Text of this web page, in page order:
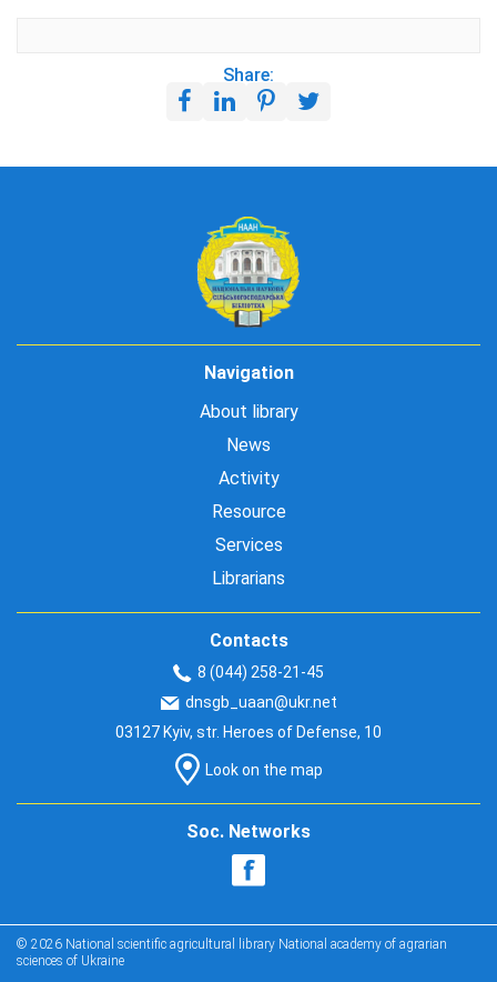
Share:
Navigation
About library
News
Activity
Resource
Services
Librarians
Contacts
8 (044) 258-21-45
dnsgb_uaan@ukr.net
03127 Kyiv, str. Heroes of Defense, 10
Look on the map
Soc. Networks
© 2026 National scientific agricultural library National academy of agrarian
sciences of Ukraine